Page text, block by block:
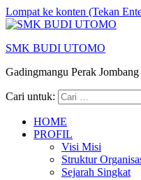
Lompat ke konten (Tekan
SMK BUDI UTOMO
Gadingmangu Perak Jombang
Cari untuk:
HOME
PROFIL
Visi Misi
Struktur
Sejarah Singkat